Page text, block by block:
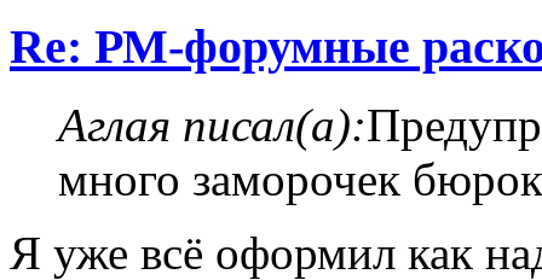
Re: РМ-форумные
Аглая писал(а):
много заморочек
Я уже всё оформил как